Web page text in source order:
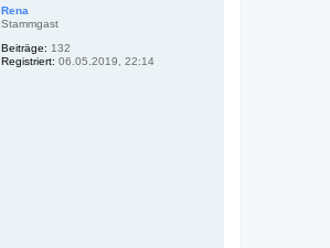
Rena
Stammgast
Beiträge: 132
Registriert: 06.05.2019, 22:14